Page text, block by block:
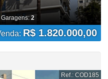
2
R$ 1.820.000,00
Ref.: COD185